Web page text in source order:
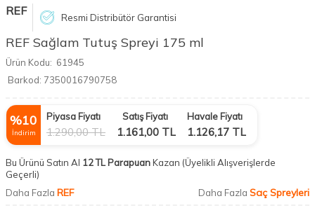
REF Resmi Distribütör Garantisi
REF Sağlam Tutuş Spreyi 175 ml
Ürün Kodu: 61945
Barkod: 7350016790758
%10
İndirim
Piyasa Fiyatı
1.290,00TL
Satış Fiyatı
1.161,00 TL
Havale Fiyatı
1.126,17 TL
Bu Ürünü Satın Al 12 TL ParapuanKazan (Üyelikli Alışverişlerde
Geçerli)
Daha Fazla REF Daha Fazla Saç Spreyleri